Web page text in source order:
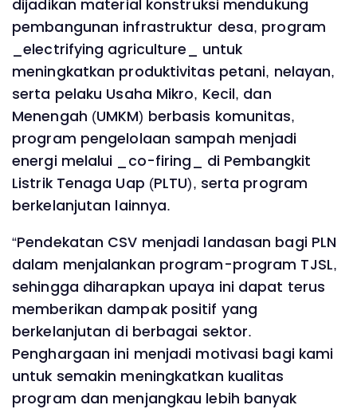
dijadikan material konstruksi mendukung
pembangunan infrastruktur desa, program
_electrifying agriculture_ untuk
meningkatkan produktivitas petani, nelayan,
serta pelaku Usaha Mikro, Kecil, dan
Menengah (UMKM) berbasis komunitas,
program pengelolaan sampah menjadi
energi melalui _co-firing_ di Pembangkit
Listrik Tenaga Uap (PLTU), serta program
berkelanjutan lainnya.
“Pendekatan CSV menjadi landasan bagi PLN
dalam menjalankan program-program TJSL,
sehingga diharapkan upaya ini dapat terus
memberikan dampak positif yang
berkelanjutan di berbagai sektor.
Penghargaan ini menjadi motivasi bagi kami
untuk semakin meningkatkan kualitas
program dan menjangkau lebih banyak